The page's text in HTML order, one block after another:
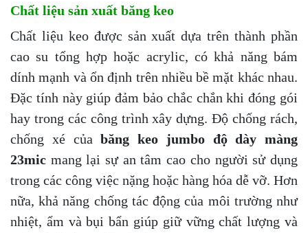
Chất liệu sản xuất băng keo
Chất liệu keo được sản xuất dựa trên thành phần
cao su tổng hợp hoặc acrylic, có khả năng bám
dính mạnh và ổn định trên nhiều bề mặt khác nhau.
Đặc tính này giúp đảm bảo chắc chắn khi đóng gói
hay trong các công trình xây dựng. Độ chống rách,
chống xé củabăng keo jumbo độ dày màng
23mic mang lại sự an tâm cao cho người sử dụng
trong các công việc nặng hoặc hàng hóa dễ vỡ. Hơn
nữa, khả năng chống tác động của môi trường như
nhiệt, ẩm và bụi bẩn giúp giữ vững chất lượng và